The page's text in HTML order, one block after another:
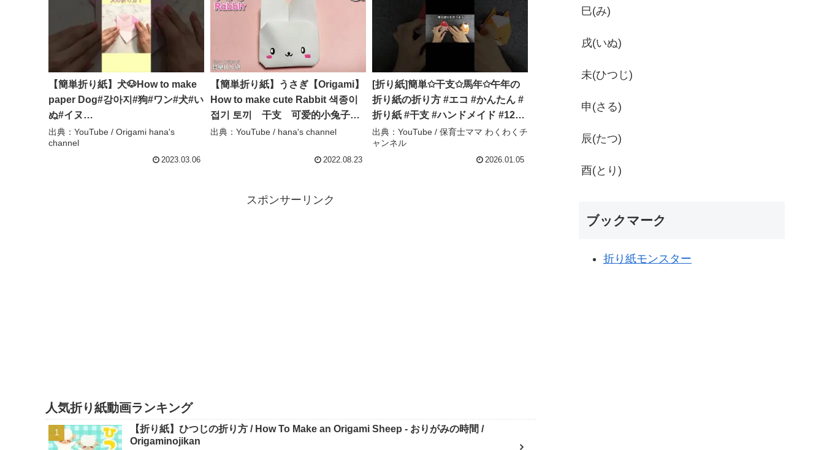
【簡単折り紙】犬🐶How to make
paper Dog#강아지#狗#ワン#犬#い
ぬ#イヌ
#dog#कुत्ता#anjing#собака#簡単#
折り方#おりがみ#origami#shorts
– Origami hana’s channel
出典：YouTube / Origami hana's
channel
2023.03.06
【簡単折り紙】うさぎ【Origami】
How to make cute Rabbit 색종이
접기 토끼 干支 可爱的小兔子
可愛い folding paper bunny
出典：YouTube / hana's channel
2022.08.23
[折り紙]簡単✩干支✩馬年✩午年の
折り紙の折り方 #エコ #かんたん #
折り紙 #干支 #ハンドメイド #12月
#origami #馬 #馬年 #午年 – 保育士
ママ わくわくチャンネル
出典：YouTube / 保育士ママ わくわくチ
ャンネル
2026.01.05
スポンサーリンク
人気折り紙動画ランキング
【折り紙】ひつじの折り方 / How To Make an Origami Sheep - おりがみの時間 /
Origaminojikan
巳(み)
戌(いぬ)
未(ひつじ)
申(さる)
辰(たつ)
酉(とり)
ブックマーク
折り紙モンスター